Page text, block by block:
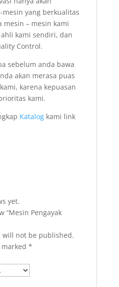
yang berkualitas
mesin – mesin kami
kami sendiri, dan
Control.
sebelum anda bawa
akan merasa puas
karena kepuasan
kami.
Katalogkami link
yet.
“Mesin Pengayak
will not be published.
*